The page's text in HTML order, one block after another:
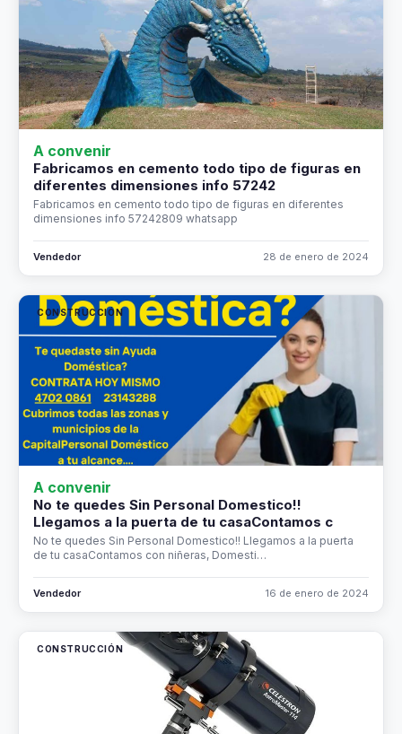
A convenir
Fabricamos en cemento todo tipo de figuras en
diferentes dimensiones info 57242
Fabricamos en cemento todo tipo de figuras en diferentes
dimensiones info 57242809 whatsapp
Vendedor 28 de enero de 2024
CONSTRUCCIÓN
A convenir
No te quedes Sin Personal Domestico!!
Llegamos a la puerta de tu casaContamos c
No te quedes Sin Personal Domestico!! Llegamos a la puerta
de tu casaContamos con niñeras, Domesti…
Vendedor 16 de enero de 2024
CONSTRUCCIÓN